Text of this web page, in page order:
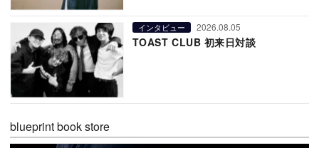
インタビュー 2026.08.05
TOAST CLUB 初来日対談
blueprint book store